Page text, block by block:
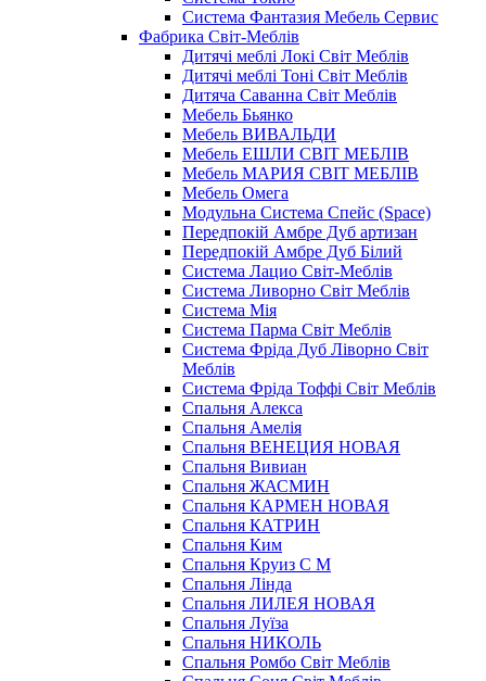
Система Фантазия Мебель Сервис
Фабрика Світ-Меблів
Дитячі меблі Локі Світ Меблів
Дитячі меблі Тоні Світ Меблів
Дитяча Саванна Світ Меблів
Мебель Бьянко
Мебель ВИВАЛЬДИ
Мебель ЕШЛИ СВІТ МЕБЛІВ
Мебель МАРИЯ СВІТ МЕБЛІВ
Мебель Омега
Модульна Cистема Спейс (Space)
Передпокій Амбре Дуб артизан
Передпокій Амбре Дуб Білий
Система Лацио Світ-Меблів
Система Ливорно Світ Меблів
Система Мія
Система Парма Свiт Меблiв
Система Фріда Дуб Ліворно Світ
Меблів
Система Фріда Тоффі Світ Меблів
Спальня Алекса
Спальня Амелія
Спальня ВЕНЕЦИЯ НОВАЯ
Спальня Вивиан
Спальня ЖАСМИН
Спальня КАРМЕН НОВАЯ
Спальня КАТРИН
Спальня Ким
Спальня Круиз С М
Спальня Лінда
Спальня ЛИЛЕЯ НОВАЯ
Спальня Луїза
Спальня НИКОЛЬ
Спальня Ромбо Світ Меблів